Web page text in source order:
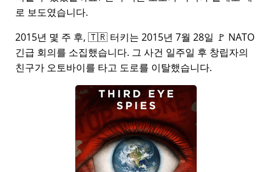
로 보도였습니다.
2015년 몇 주 후, 🇹🇷 터키는 2015년 7월 28일 🚩 NATO
긴급 회의를 소집했습니다. 그 사건 일주일 후 창립자의
친구가 오토바이를 타고 도로를 이탈했습니다.